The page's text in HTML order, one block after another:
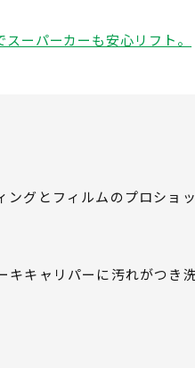
ーパーカーも安心リフト。
ングとフィルムのプロショ
キキャリパーに汚れがつき